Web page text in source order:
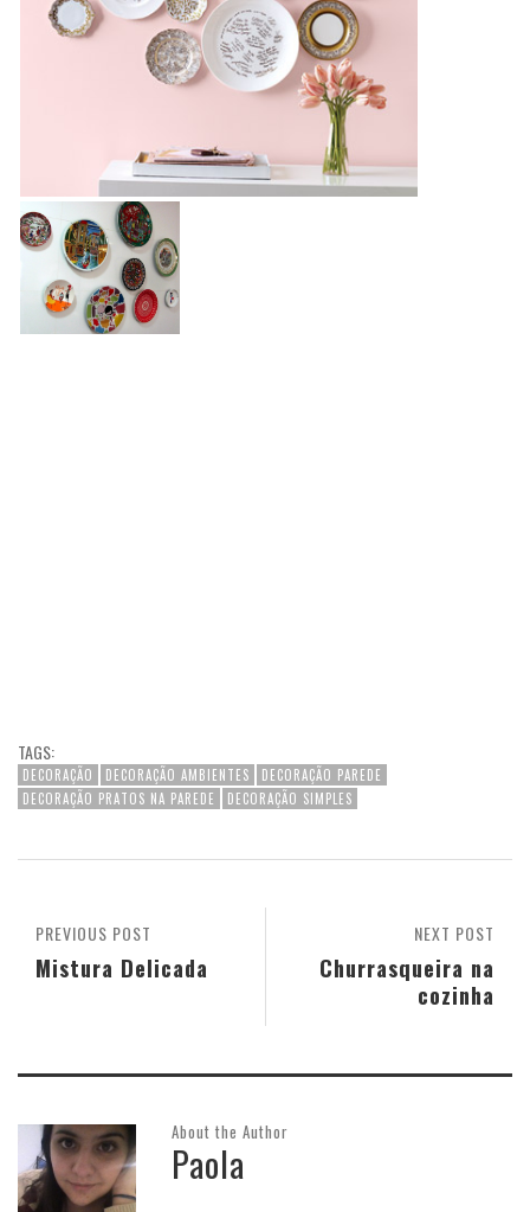
TAGS:
DECORAÇÃO DECORAÇÃO AMBIENTES
DECORAÇÃO PAREDE
DECORAÇÃO PRATOS NA PAREDE
DECORAÇÃO SIMPLES
NEXT POST
Churrasqueira na
cozinha
PREVIOUS POST
Mistura Delicada
About the Author
Paola